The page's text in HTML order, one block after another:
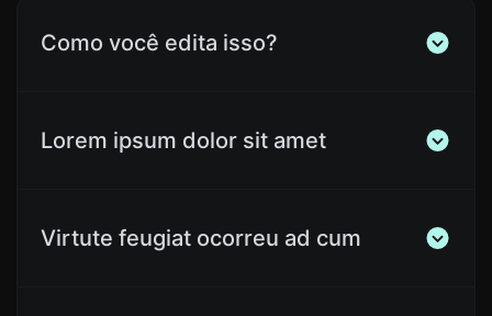
Como você edita isso?
Lorem ipsum dolor sit amet
Virtute feugiat ocorreu ad cum